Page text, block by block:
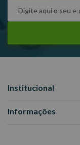
Institucional
Informações